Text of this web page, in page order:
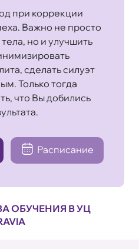
при коррекции
Важно не просто
но и улучшить
сделать силуэт
Только тогда
что Вы добились
Расписание
ОБУЧЕНИЯ В УЦ